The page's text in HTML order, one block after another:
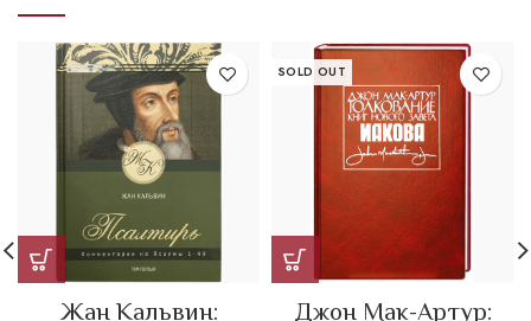
Жан Кальвин:
SOLD OUT
Джон Мак-Артур: